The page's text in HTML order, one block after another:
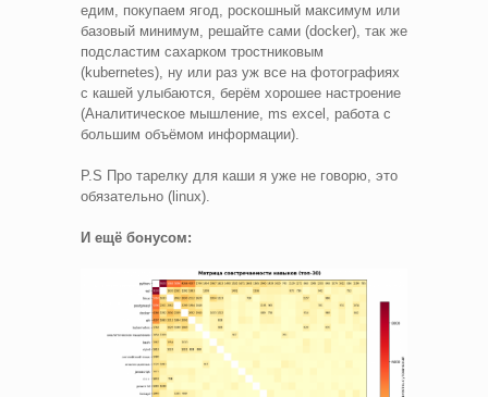
едим, покупаем ягод, роскошный максимум или
базовый минимум, решайте сами (docker), так же
подсластим сахарком тростниковым
(kubernetes), ну или раз уж все на фотографиях
с кашей улыбаются, берём хорошее настроение
(Аналитическое мышление, ms excel, работа с
большим объёмом информации).
P.S Про тарелку для каши я уже не говорю, это
обязательно (linux).
И ещё бонусом: